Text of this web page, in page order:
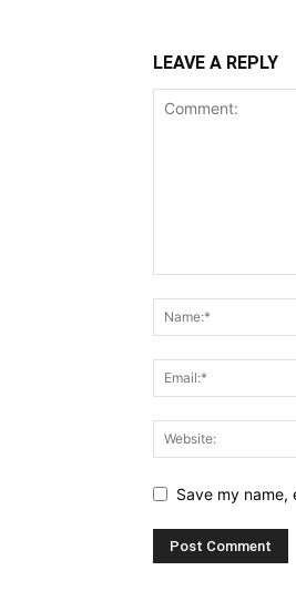
LEAVE A REPLY
Save my